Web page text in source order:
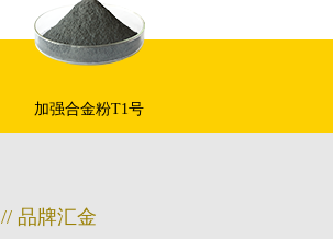
加强合金粉T1号
// 品牌汇金